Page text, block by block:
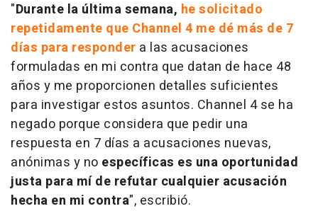
"Durante la última semana, he solicitado
repetidamente que Channel 4 me dé más de 7
días para responder a las acusaciones
formuladas en mi contra que datan de hace 48
años y me proporcionen detalles suficientes
para investigar estos asuntos. Channel 4 se ha
negado porque considera que pedir una
respuesta en 7 días a acusaciones nuevas,
anónimas y no específicas es una oportunidad
justa para mí de refutar cualquier acusación
hecha en mi contra", escribió.